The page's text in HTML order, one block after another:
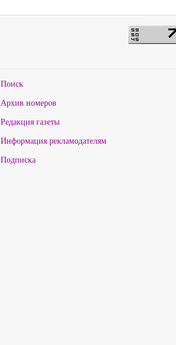
Поиск
Архив номеров
Редакция газеты
Информация рекламодателям
Подписка